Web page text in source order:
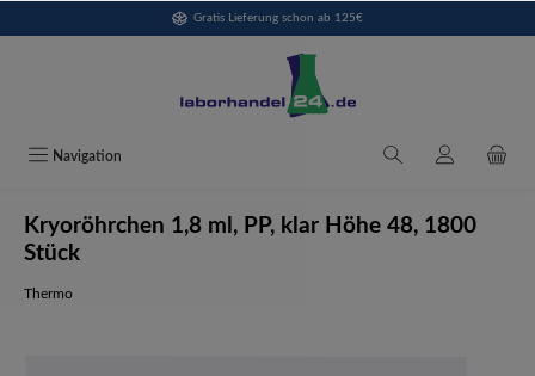
Gratis Lieferung schon ab 125€
Navigation
Kryoröhrchen 1,8 ml, PP, klar Höhe 48, 1800
Stück
Thermo